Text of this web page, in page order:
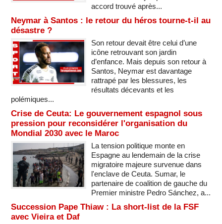
accord trouvé après...
Neymar à Santos : le retour du héros tourne-t-il au
désastre ?
Son retour devait être celui d’une
icône retrouvant son jardin
d’enfance. Mais depuis son retour à
Santos, Neymar est davantage
rattrapé par les blessures, les
résultats décevants et les
polémiques...
Crise de Ceuta: Le gouvernement espagnol sous
pression pour reconsidérer l'organisation du
Mondial 2030 avec le Maroc
La tension politique monte en
Espagne au lendemain de la crise
migratoire majeure survenue dans
l'enclave de Ceuta. Sumar, le
partenaire de coalition de gauche du
Premier ministre Pedro Sánchez, a...
Succession Pape Thiaw : La short-list de la FSF
avec Vieira et Daf